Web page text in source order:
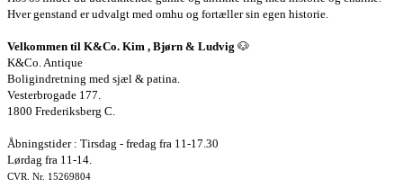
Hver genstand er udvalgt med omhu og fortæller sin egen historie.
Velkommen til K&Co. Kim , Bjørn & Ludvig 🐶
K&Co. Antique
Boligindretning med sjæl & patina.
Vesterbrogade 177.
1800 Frederiksberg C.
Åbningstider : Tirsdag - fredag fra 11-17.30
Lørdag fra 11-14.
CVR. Nr. 15269804